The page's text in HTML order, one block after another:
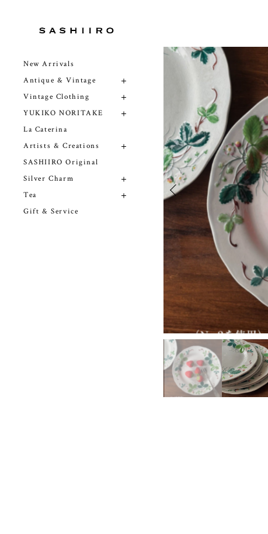
New Arrivals
Antique & Vintage
Vintage Clothing
YUKIKO NORITAKE
La Caterina
Artists & Creations
SASHIIRO Original
Silver Charm
Tea
Gift & Service